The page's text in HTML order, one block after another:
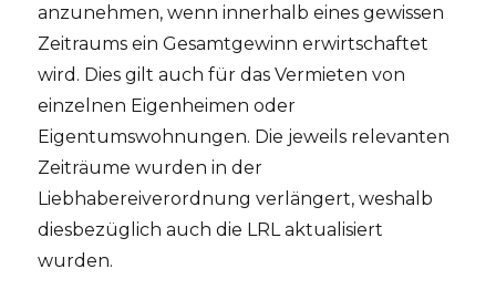
anzunehmen, wenn innerhalb eines gewissen
Zeitraums ein Gesamtgewinn erwirtschaftet
wird. Dies gilt auch für das Vermieten von
einzelnen Eigenheimen oder
Eigentumswohnungen. Die jeweils relevanten
Zeiträume wurden in der
Liebhabereiverordnung verlängert, weshalb
diesbezüglich auch die LRL aktualisiert
wurden.